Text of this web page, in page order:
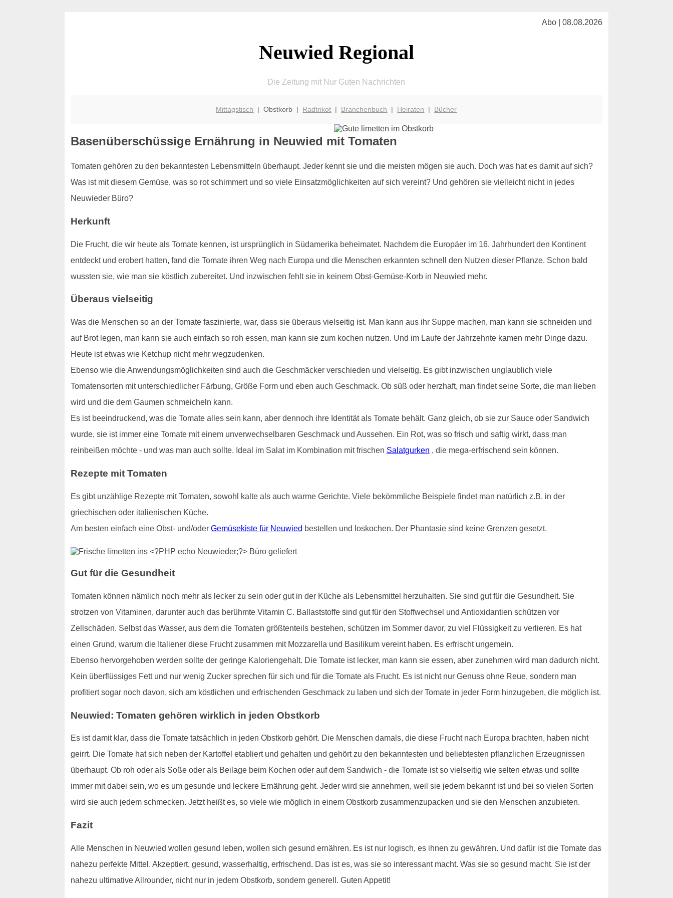
Abo | 08.08.2026
Neuwied Regional
Die Zeitung mit Nur Guten Nachrichten
Mittagstisch | Obstkorb | Radtrikot | Branchenbuch | Heiraten | Bücher
Basenüberschüssige Ernährung in Neuwied mit Tomaten
Tomaten gehören zu den bekanntesten Lebensmitteln überhaupt. Jeder kennt sie und die meisten mögen sie auch. Doch was hat es damit auf sich?
Was ist mit diesem Gemüse, was so rot schimmert und so viele Einsatzmöglichkeiten auf sich vereint? Und gehören sie vielleicht nicht in jedes
Neuwieder Büro?
Herkunft
Die Frucht, die wir heute als Tomate kennen, ist ursprünglich in Südamerika beheimatet. Nachdem die Europäer im 16. Jahrhundert den Kontinent
entdeckt und erobert hatten, fand die Tomate ihren Weg nach Europa und die Menschen erkannten schnell den Nutzen dieser Pflanze. Schon bald
wussten sie, wie man sie köstlich zubereitet. Und inzwischen fehlt sie in keinem Obst-Gemüse-Korb in Neuwied mehr.
Überaus vielseitig
Was die Menschen so an der Tomate faszinierte, war, dass sie überaus vielseitig ist. Man kann aus ihr Suppe machen, man kann sie schneiden und
auf Brot legen, man kann sie auch einfach so roh essen, man kann sie zum kochen nutzen. Und im Laufe der Jahrzehnte kamen mehr Dinge dazu.
Heute ist etwas wie Ketchup nicht mehr wegzudenken.
Ebenso wie die Anwendungsmöglichkeiten sind auch die Geschmäcker verschieden und vielseitig. Es gibt inzwischen unglaublich viele
Tomatensorten mit unterschiedlicher Färbung, Größe Form und eben auch Geschmack. Ob süß oder herzhaft, man findet seine Sorte, die man lieben
wird und die dem Gaumen schmeicheln kann.
Es ist beeindruckend, was die Tomate alles sein kann, aber dennoch ihre Identität als Tomate behält. Ganz gleich, ob sie zur Sauce oder Sandwich
wurde, sie ist immer eine Tomate mit einem unverwechselbaren Geschmack und Aussehen. Ein Rot, was so frisch und saftig wirkt, dass man
reinbeißen möchte - und was man auch sollte. Ideal im Salat im Kombination mit frischen Salatgurken , die mega-erfrischend sein können.
Rezepte mit Tomaten
Es gibt unzählige Rezepte mit Tomaten, sowohl kalte als auch warme Gerichte. Viele bekömmliche Beispiele findet man natürlich z.B. in der
griechischen oder italienischen Küche.
Am besten einfach eine Obst- und/oder Gemüsekiste für Neuwied bestellen und loskochen. Der Phantasie sind keine Grenzen gesetzt.
Gut für die Gesundheit
Tomaten können nämlich noch mehr als lecker zu sein oder gut in der Küche als Lebensmittel herzuhalten. Sie sind gut für die Gesundheit. Sie
strotzen von Vitaminen, darunter auch das berühmte Vitamin C. Ballaststoffe sind gut für den Stoffwechsel und Antioxidantien schützen vor
Zellschäden. Selbst das Wasser, aus dem die Tomaten größtenteils bestehen, schützen im Sommer davor, zu viel Flüssigkeit zu verlieren. Es hat
einen Grund, warum die Italiener diese Frucht zusammen mit Mozzarella und Basilikum vereint haben. Es erfrischt ungemein.
Ebenso hervorgehoben werden sollte der geringe Kaloriengehalt. Die Tomate ist lecker, man kann sie essen, aber zunehmen wird man dadurch nicht.
Kein überflüssiges Fett und nur wenig Zucker sprechen für sich und für die Tomate als Frucht. Es ist nicht nur Genuss ohne Reue, sondern man
profitiert sogar noch davon, sich am köstlichen und erfrischenden Geschmack zu laben und sich der Tomate in jeder Form hinzugeben, die möglich ist.
Neuwied: Tomaten gehören wirklich in jeden Obstkorb
Es ist damit klar, dass die Tomate tatsächlich in jeden Obstkorb gehört. Die Menschen damals, die diese Frucht nach Europa brachten, haben nicht
geirrt. Die Tomate hat sich neben der Kartoffel etabliert und gehalten und gehört zu den bekanntesten und beliebtesten pflanzlichen Erzeugnissen
überhaupt. Ob roh oder als Soße oder als Beilage beim Kochen oder auf dem Sandwich - die Tomate ist so vielseitig wie selten etwas und sollte
immer mit dabei sein, wo es um gesunde und leckere Ernährung geht. Jeder wird sie annehmen, weil sie jedem bekannt ist und bei so vielen Sorten
wird sie auch jedem schmecken. Jetzt heißt es, so viele wie möglich in einem Obstkorb zusammenzupacken und sie den Menschen anzubieten.
Fazit
Alle Menschen in Neuwied wollen gesund leben, wollen sich gesund ernähren. Es ist nur logisch, es ihnen zu gewähren. Und dafür ist die Tomate das
nahezu perfekte Mittel. Akzeptiert, gesund, wasserhaltig, erfrischend. Das ist es, was sie so interessant macht. Was sie so gesund macht. Sie ist der
nahezu ultimative Allrounder, nicht nur in jedem Obstkorb, sondern generell. Guten Appetit!